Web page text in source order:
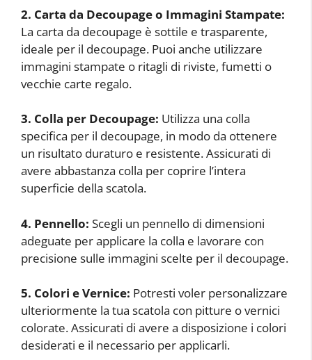
2. Carta da Decoupage o Immagini Stampate:
La carta da decoupage è sottile e trasparente,
ideale per il decoupage. Puoi anche utilizzare
immagini stampate o ritagli di riviste, fumetti o
vecchie carte regalo.
3. Colla per Decoupage: Utilizza una colla
specifica per il decoupage, in modo da ottenere
un risultato duraturo e resistente. Assicurati di
avere abbastanza colla per coprire l’intera
superficie della scatola.
4. Pennello: Scegli un pennello di dimensioni
adeguate per applicare la colla e lavorare con
precisione sulle immagini scelte per il decoupage.
5. Colori e Vernice: Potresti voler personalizzare
ulteriormente la tua scatola con pitture o vernici
colorate. Assicurati di avere a disposizione i colori
desiderati e il necessario per applicarli.